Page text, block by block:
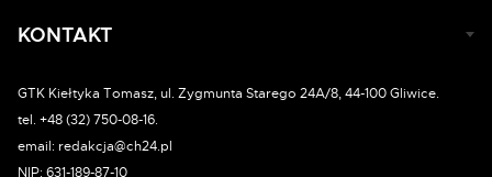
KONTAKT
GTK Kiełtyka Tomasz, ul. Zygmunta Starego 24A/8, 44-100 Gliwice.
tel. +48 (32) 750-08-16.
email: redakcja@ch24.pl
NIP: 631-189-87-10